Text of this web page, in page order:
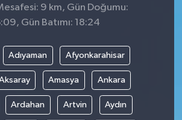
9 km, Gün Doğumu:
Gün Batımı: 18:24
Adıyaman Afyonkarahisar
Amasya Ankara
Ardahan Artvin Aydın